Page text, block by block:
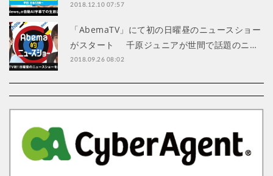
2018.12.10 07:57
「AbemaTV」にて初の日曜昼のニュースショー
がスタート 千原ジュニアが世間で話題のニ…
2018.09.26 08:02